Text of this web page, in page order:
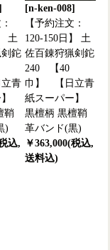
土
鉈
青
】
鞘
)
込,
[n-ken-008]
【予約注文：
120-150日】 土
佐百錬狩猟剣鉈
240 【40
巾】 【日立青
紙スーパー】
黒檀柄 黒檀鞘
革バンド(黒)
￥363,000(税込,
送料込)